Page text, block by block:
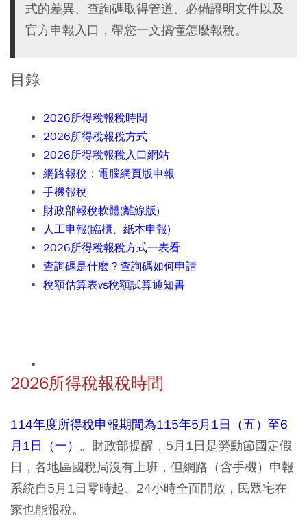
式的差異、查詢碼取得管道、必備證明文件以及
官方申報入口，帶您一文搞懂怎麼報稅。
目錄
2026所得稅報稅時間
2026所得稅報稅方式
2026所得稅報稅入口網站
網路報稅：電腦網頁版申報
手機報稅
財政部報稅軟體(離線版)
人工申報(臨櫃、紙本申報)
2026所得稅報稅方式一表看
查詢碼是什麼？查詢碼如何申請
稅額估算表vs稅額試算通知書
2026所得稅報稅時間
114年度所得稅申報期間為115年5月1日（五）至6
月1日（一）。 財政部提醒，5月1日是勞動節國定假
日，各地區國稅局沒有上班，但網路（含手機）申報
系統自5月1日零時起、24小時全面開放，民眾宅在
家也能報稅。